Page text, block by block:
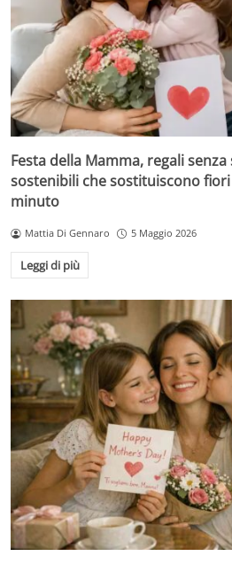
Festa della Mamma, regali
sostenibili che sostituiscono
minuto
Mattia Di Gennaro 5 Maggio 2026
Leggi di più